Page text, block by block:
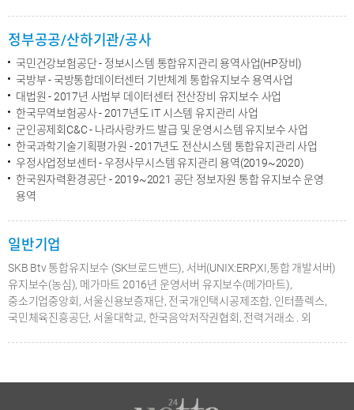
정부공공/산하기관/공사
국민건강보험공단 - 정보시스템 통합유지관리 용역사업(HP장비)
국방부 - 국방통합데이터센터 기반체계 통합유지보수 용역사업
대법원 - 2017년 사법부 데이터센터 전산장비 유지보수 사업
한국무역보험공사 - 2017년도 IT 시스템 유지관리 사업
군인공제회C&C - 나라사랑카드 발급 및 운영시스템 유지보수 사업
한국과학기술기획평가원 - 2017년도 전산시스템 통합유지관리 사업
우정사업정보센터 - 우정사무시스템 유지관리 용역(2019~2020)
한국원자력환경공단 - 2019~2021 공단 정보자원 통합 유지보수 운영
용역
일반기업
SKB Btv 통합유지보수 (SK브로드밴드), 서버(UNIX:ERP,XI,통합 개발서버)
유지보수(농심), 메가마트 2016년 운영서버 유지보수(메가마트),
중소기업중앙회, 서울신용보증재단, 전국개인택시공제조합, 인터플렉스,
국민체육진흥공단, 서울대학교, 한국음악저작권협회, 전력거래소 . 외